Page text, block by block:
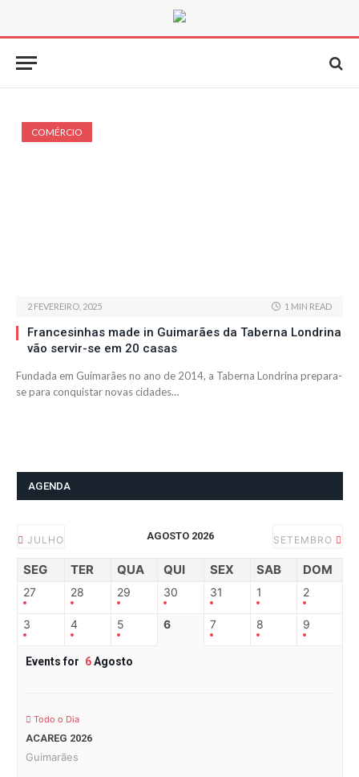
COMÉRCIO
2 FEVEREIRO, 2025 1 MIN READ
Francesinhas made in Guimarães da Taberna Londrina
vão servir-se em 20 casas
Fundada em Guimarães no ano de 2014, a Taberna Londrina prepara-
se para conquistar novas cidades…
AGENDA
JULHO AGOSTO 2026 SETEMBRO
SEG TER QUA QUI SEX SAB DOM
27 28 29 30 31 1 2
3 4 5 6 7 8 9
Events for 6Agosto
Todo o Dia
ACAREG 2026
Guimarães